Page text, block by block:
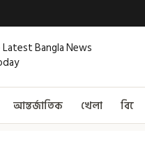
আন্তর্জাতিক খেলা